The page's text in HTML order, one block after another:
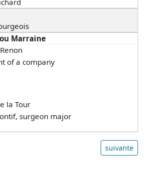
Marraine
of a company
la Tour
surgeon major
suivante